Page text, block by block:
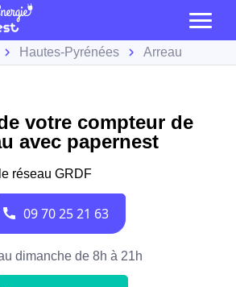
Hautes-Pyrénées Arreau